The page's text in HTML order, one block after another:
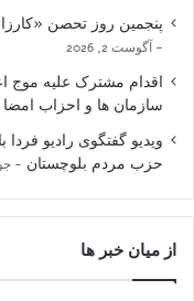
پنجمین روز تحصن
آگوست 2, 2026
اقدام مشترک علیه موج
سازمان ها و احزاب امضا
ویدیو گفتگوی رادیو
حزب مردم بلوچستان
از میان خبر ها